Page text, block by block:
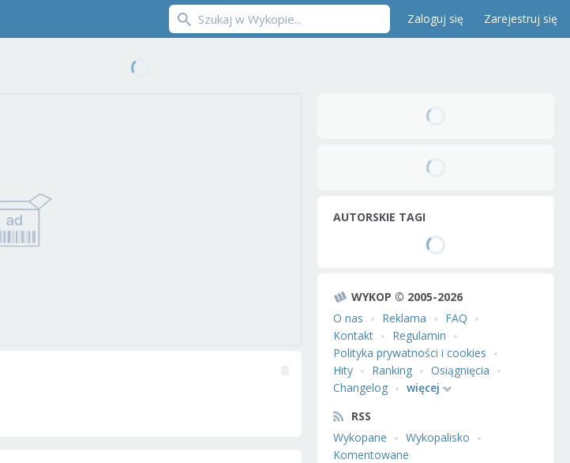
Zaloguj się Zarejestruj się
AUTORSKIE TAGI
WYKOP © 2005-2026
O nas
Reklama
FAQ
Kontakt
Regulamin
Polityka prywatności i cookies
Hity
Ranking
Osiągnięcia
Changelog
więcej
RSS
Wykopane
Wykopalisko
Komentowane